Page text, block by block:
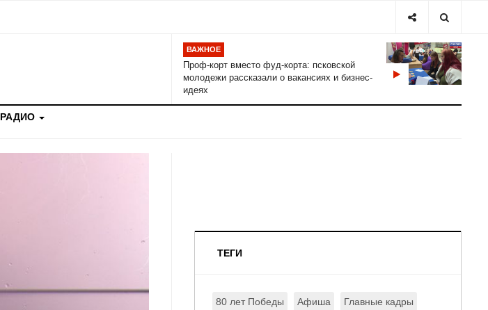
ВАЖНОЕ
Проф-корт вместо фуд-корта: псковской
молодежи рассказали о вакансиях и бизнес-
идеях
РАДИО
ТЕГИ
80 лет Победы Афиша Главные кадры